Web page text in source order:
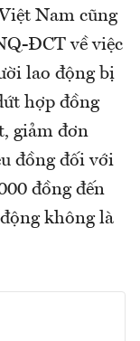
Nam cũng
ĐCT về việc
lao động bị
hợp đồng
giảm đơn
đồng đối với
đồng đến
không là